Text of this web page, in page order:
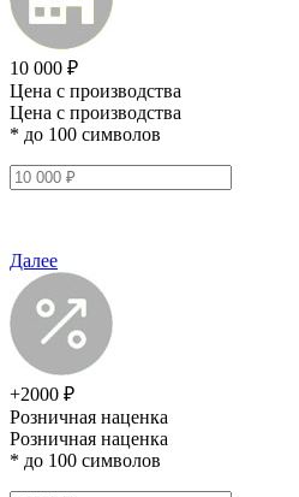
10 000 ₽
Цена с производства
Цена с производства
* до 100 символов
Далее
+2000 ₽
Розничная наценка
Розничная наценка
* до 100 символов